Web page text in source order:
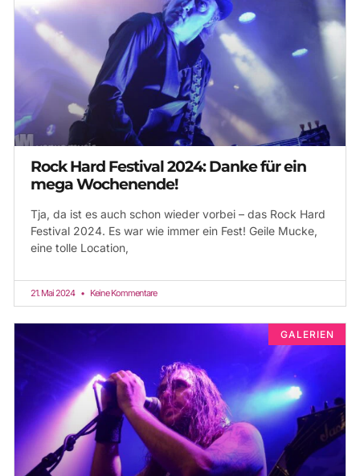
Rock Hard Festival 2024: Danke für ein
mega Wochenende!
Tja, da ist es auch schon wieder vorbei – das Rock Hard
Festival 2024. Es war wie immer ein Fest! Geile Mucke,
eine tolle Location,
21. Mai 2024 Keine Kommentare
GALERIEN